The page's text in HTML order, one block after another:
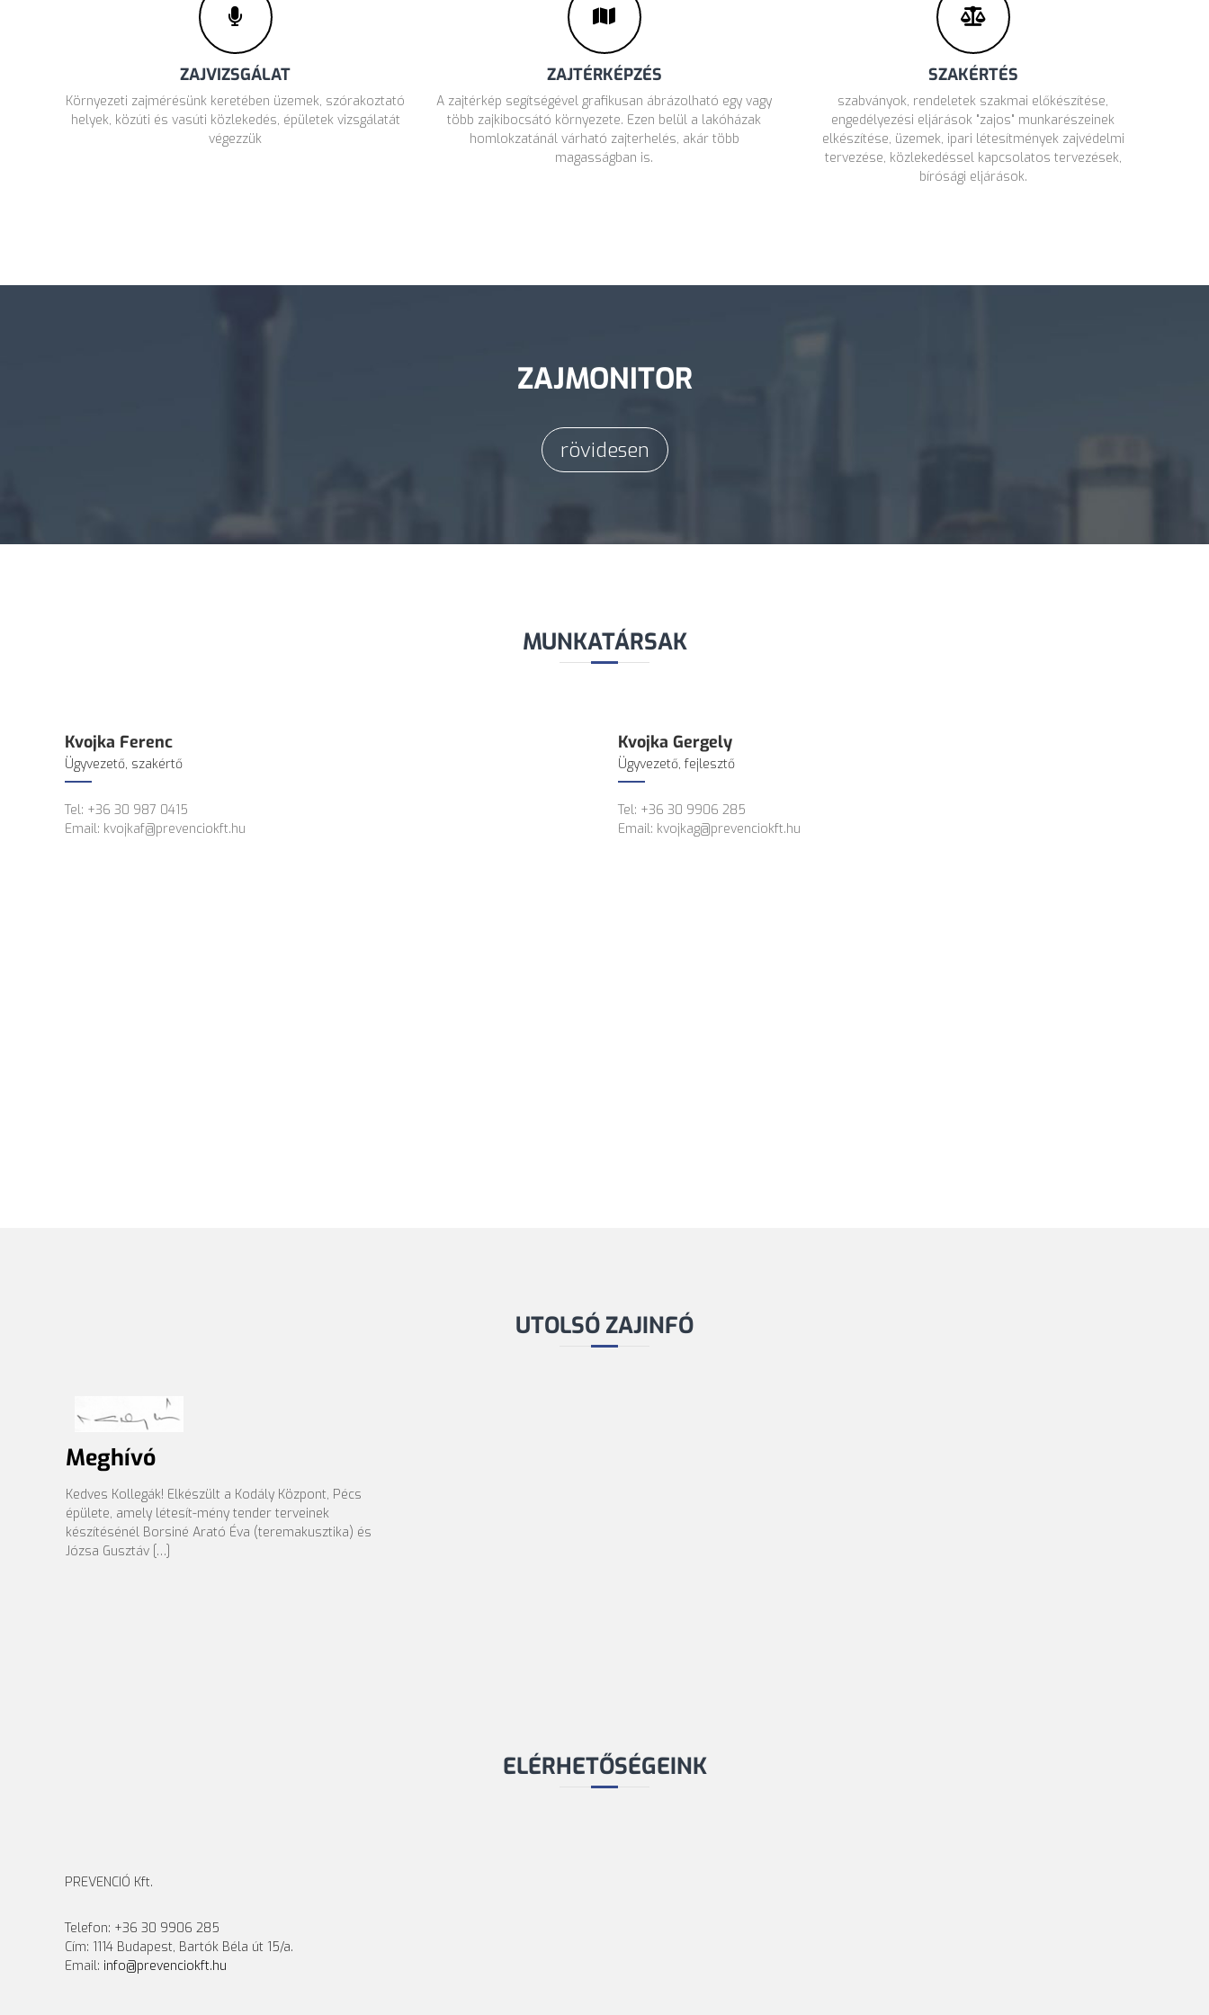
ZAJVIZSGÁLAT
Környezeti zajmérésünk keretében üzemek, szórakoztató
helyek, közúti és vasúti közlekedés, épületek vizsgálatát
végezzük
ZAJTÉRKÉPZÉS
A zajtérkép segítségével grafikusan ábrázolható egy vagy
több zajkibocsátó környezete. Ezen belül a lakóházak
homlokzatánál várható zajterhelés, akár több
magasságban is.
SZAKÉRTÉS
szabványok, rendeletek szakmai előkészítése,
engedélyezési eljárások "zajos" munkarészeinek
elkészítése, üzemek, ipari létesítmények zajvédelmi
tervezése, közlekedéssel kapcsolatos tervezések,
bírósági eljárások.
ZAJMONITOR
rövidesen
MUNKATÁRSAK
Kvojka Ferenc
Ügyvezető, szakértő
Tel: +36 30 987 0415
Email: kvojkaf@prevenciokft.hu
Kvojka Gergely
Ügyvezető, fejlesztő
Tel: +36 30 9906 285
Email: kvojkag@prevenciokft.hu
UTOLSÓ ZAJINFÓ
Meghívó
Kedves Kollegák! Elkészült a Kodály Központ, Pécs
épülete, amely létesít-mény tender terveinek
készítésénél Borsiné Arató Éva (teremakusztika) és
Józsa Gusztáv […]
ELÉRHETŐSÉGEINK
PREVENCIÓ Kft.
Telefon: +36 30 9906 285
Cím: 1114 Budapest, Bartók Béla út 15/a.
Email: info@prevenciokft.hu